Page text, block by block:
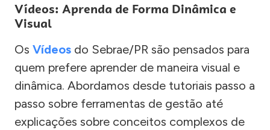
Vídeos: Aprenda de Forma Dinâmica e
Visual
Os Vídeos do Sebrae/PR são pensados para
quem prefere aprender de maneira visual e
dinâmica. Abordamos desde tutoriais passo a
passo sobre ferramentas de gestão até
explicações sobre conceitos complexos de